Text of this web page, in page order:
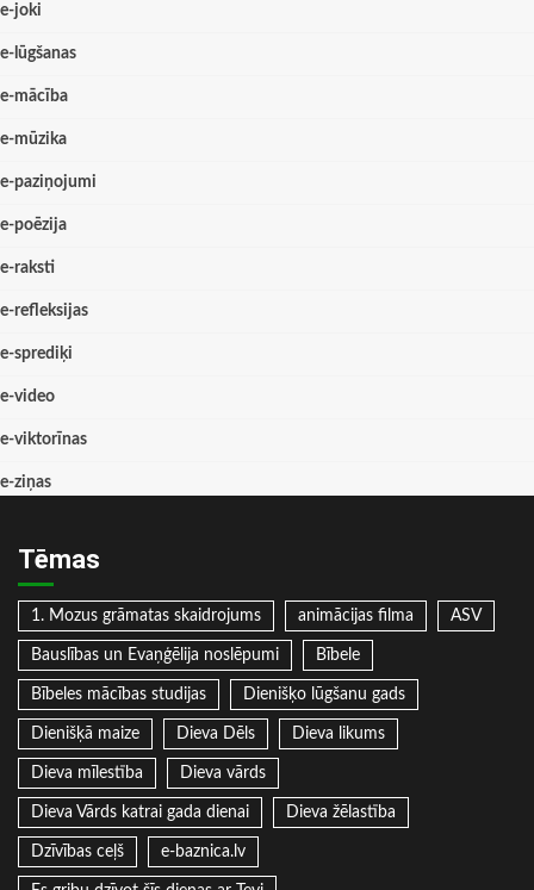
e-joki
e-lūgšanas
e-mācība
e-mūzika
e-paziņojumi
e-poēzija
e-raksti
e-refleksijas
e-sprediķi
e-video
e-viktorīnas
e-ziņas
Tēmas
1. Mozus grāmatas skaidrojums animācijas filma ASV
Bauslības un Evaņģēlija noslēpumi Bībele
Bībeles mācības studijas Dienišķo lūgšanu gads
Dienišķā maize Dieva Dēls Dieva likums
Dieva mīlestība Dieva vārds
Dieva Vārds katrai gada dienai Dieva žēlastība
Dzīvības ceļš e-baznica.lv